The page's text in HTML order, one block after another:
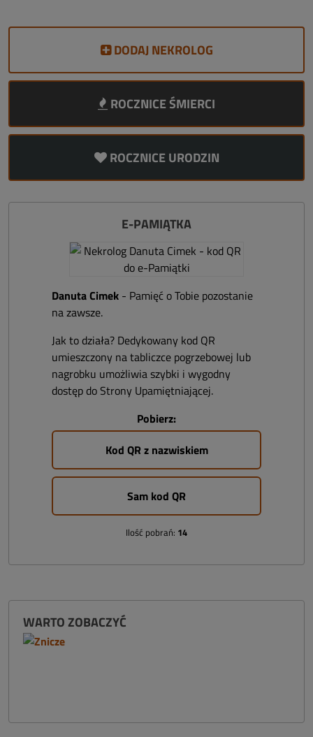
DODAJ NEKROLOG
ROCZNICE ŚMIERCI
ROCZNICE URODZIN
E-PAMIĄTKA
Danuta Cimek - Pamięć o Tobie pozostanie
na zawsze.
Jak to działa? Dedykowany kod QR
umieszczony na tabliczce pogrzebowej lub
nagrobku umożliwia szybki i wygodny
dostęp do Strony Upamiętniającej.
Pobierz:
Kod QR z nazwiskiem
Sam kod QR
Ilość pobrań: 14
WARTO ZOBACZYĆ